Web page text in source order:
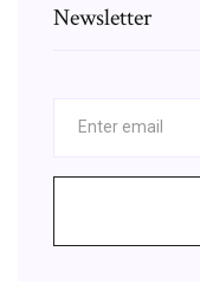
Newsletter